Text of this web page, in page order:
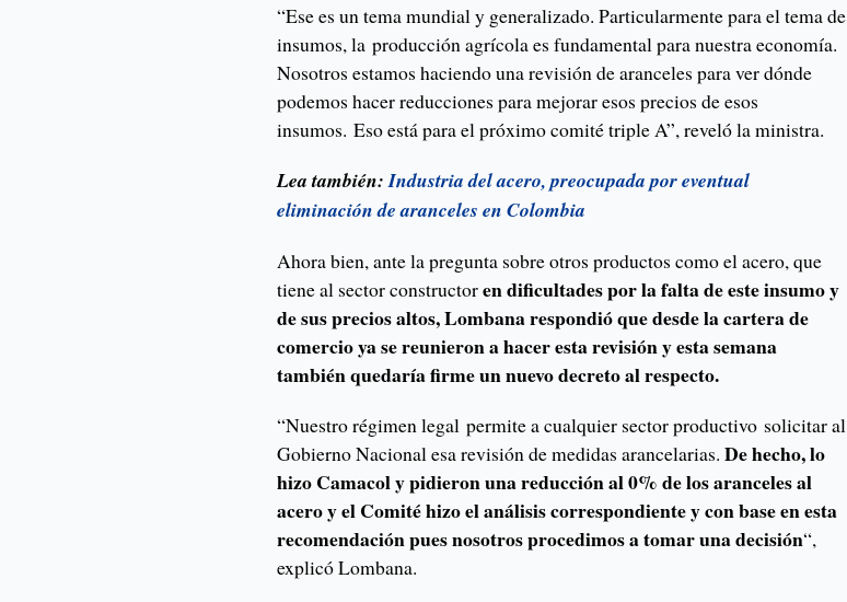
“Ese es un tema mundial y generalizado. Particularmente para el tema de
insumos, la producción agrícola es fundamental para nuestra economía.
Nosotros estamos haciendo una revisión de aranceles para ver dónde
podemos hacer reducciones para mejorar esos precios de esos
insumos. Eso está para el próximo comité triple A”, reveló la ministra.
Lea también:Industria del acero, preocupada por eventual
eliminación de aranceles en Colombia
Ahora bien, ante la pregunta sobre otros productos como el acero, que
tiene al sector constructoren dificultades por la falta de este insumo y
de sus precios altos, Lombana respondió que desde la cartera de
comercio ya se reunieron a hacer esta revisión y esta semana
también quedaría firme un nuevo decreto al respecto.
“Nuestro régimen legal permite a cualquier sector productivo solicitar al
Gobierno Nacional esa revisión de medidas arancelarias.De hecho, lo
hizo Camacol y pidieron una reducción al 0% de los aranceles al
acero y el Comité hizo el análisis correspondiente y con base en esta
recomendación pues nosotros procedimos a tomar una decisión“,
explicó Lombana.